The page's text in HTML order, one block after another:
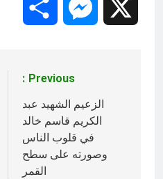
Messenger
المقالات
Previous:
الزعيم الشهيد عبد
الكريم قاسم خالد
في قلوب الناس
وصورته على سطح
القمر